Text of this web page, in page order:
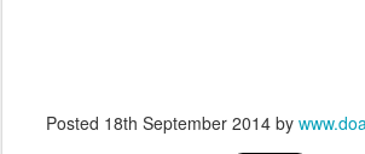
Posted 18th September 2014 by